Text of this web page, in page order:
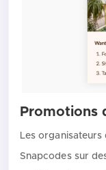
Promotions
Les organisateurs
Snapcodes sur